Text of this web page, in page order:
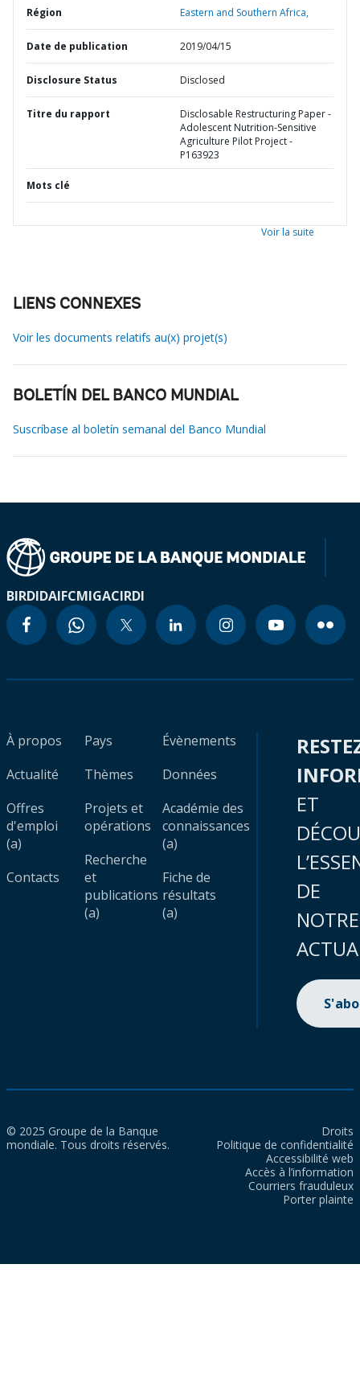
Région Eastern and Southern Africa,
Date de publication 2019/04/15
Disclosure Status Disclosed
Titre du rapport
Disclosable Restructuring Paper -
Adolescent Nutrition-Sensitive
Agriculture Pilot Project -
P163923
Mots clé
Voir la suite
LIENS CONNEXES
Voir les documents relatifs au(x) projet(s)
BOLETÍN DEL BANCO MUNDIAL
Suscríbase al boletín semanal del Banco Mundial
BIRDIDAIFCMIGACIRDI
À propos
Actualité
Offres
d'emploi
(a)
Contacts
Pays
Thèmes
Projets et
opérations
Recherche
et
publications
(a)
Évènements
Données
Académie des
connaissances
(a)
Fiche de
résultats
(a)
ET
DE
NOTRE
© 2025 Groupe de la Banque
mondiale. Tous droits réservés.
Droits
Politique de confidentialité
Accessibilité web
Accès à l’information
Courriers frauduleux
Porter plainte